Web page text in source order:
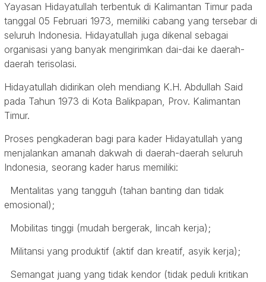
Yayasan Hidayatullah terbentuk di Kalimantan Timur pada
tanggal 05 Februari 1973, memiliki cabang yang tersebar di
seluruh Indonesia. Hidayatullah juga dikenal sebagai
organisasi yang banyak mengirimkan dai-dai ke daerah-
daerah terisolasi.
Hidayatullah didirikan oleh mendiang K.H. Abdullah Said
pada Tahun 1973 di Kota Balikpapan, Prov. Kalimantan
Timur.
Proses pengkaderan bagi para kader Hidayatullah yang
menjalankan amanah dakwah di daerah-daerah seluruh
Indonesia, seorang kader harus memiliki:
Mentalitas yang tangguh (tahan banting dan tidak
emosional);
Mobilitas tinggi (mudah bergerak, lincah kerja);
Militansi yang produktif (aktif dan kreatif, asyik kerja);
Semangat juang yang tidak kendor (tidak peduli kritikan